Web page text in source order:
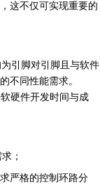
这不仅可实现重要的
引脚对引脚且与软件
不同性能需求。
硬件开发时间与成
；
严格的控制环路分